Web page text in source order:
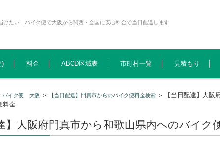
けたい バイク便で大阪から関西・全国に安心料金で当日配達します
) 料金 ABCD区域表 市町村一覧 見積もり
バイク便 大阪 > 【当日配達】門真市からのバイク便料金検索 >
【当日配達】大阪
料金
】大阪府門真市から和歌山県内へのバイク